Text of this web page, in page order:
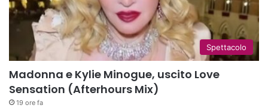
Spettacolo
Madonna e Kylie Minogue, uscito Love
Sensation (Afterhours Mix)
19 ore fa